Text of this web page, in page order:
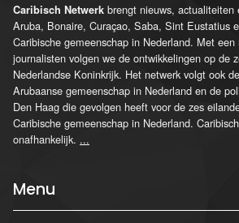
Caribisch Netwerk brengt nieuws, actualiteiten
Aruba, Bonaire, Curaçao, Saba, Sint Eustatius
Caribische gemeenschap in Nederland. Met
journalisten volgen we de ontwikkelingen op de
Nederlandse Koninkrijk. Het netwerk volgt ook
Arubaanse gemeenschap in Nederland en de
Den Haag die gevolgen heeft voor de zes
Caribische gemeenschap in Nederland.
onafhankelijk. ...
Menu